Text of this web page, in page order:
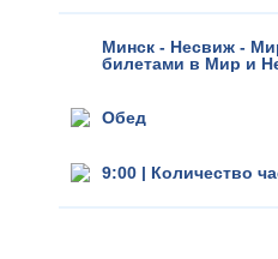
Минск - Несвиж -
билетами в Мир и
Обед
9:00 |